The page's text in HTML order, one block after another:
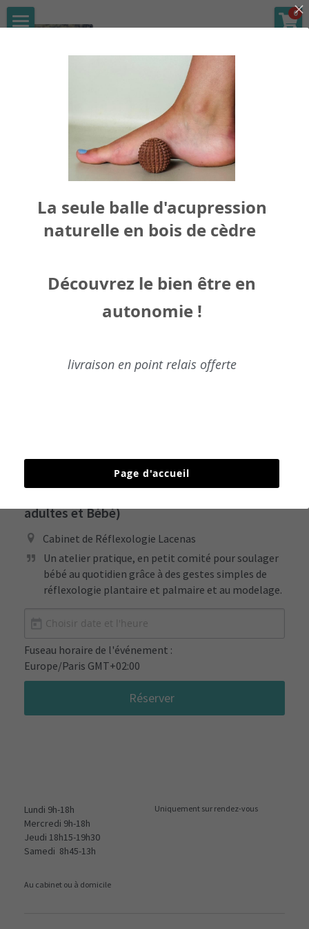
Réflexologie
Je réserve ma séance
0
Réflexologie & Cancer
Réflexologie & bien-être
Réflexologie & Femme
Boutique en Ligne
adultes et Bébé)
Cabinet de Réflexologie Lacenas
Un atelier pratique, en petit comité pour soulager
bébé au quotidien grâce à des gestes simples de
réflexologie plantaire et palmaire et au modelage.
Fuseau horaire de l'événement :
Europe/Paris GMT+02:00
Réserver
Lundi 9h-18h
Mercredi 9h-18h
Jeudi 18h15-19h30
Samedi  8h45-13h
Uniquement sur rendez-vous
Au cabinet ou à domicile
LES CATÉGORIES DE LA BOUTIQUE
La seule balle d'acupression
naturelle en bois de cèdre
Découvrez le bien être en
autonomie !
livraison en point relais offerte
Page d'accueil